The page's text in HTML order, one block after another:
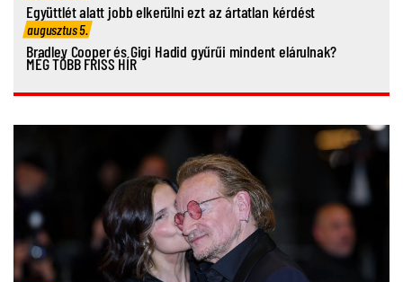
Együttlét alatt jobb elkerülni ezt az ártatlan kérdést
augusztus 5.
Bradley Cooper és Gigi Hadid gyűrűi mindent elárulnak?
MÉG TÖBB FRISS HÍR